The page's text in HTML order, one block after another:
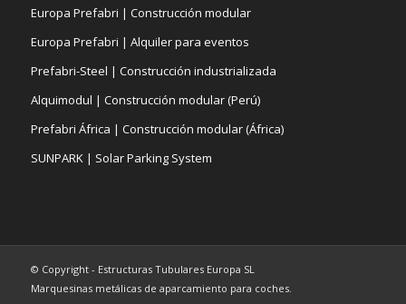
Europa Prefabri | Construcción modular
Europa Prefabri | Alquiler para eventos
Prefabri-Steel | Construcción industrializada
Alquimodul | Construcción modular (Perú)
Prefabri África | Construcción modular (África)
SUNPARK | Solar Parking System
© Copyright - Estructuras Tubulares Europa SL
Marquesinas metálicas de aparcamiento para coches.